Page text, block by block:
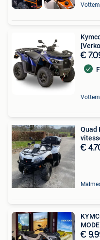
Vottem
€
Vottem
Quad
€
€